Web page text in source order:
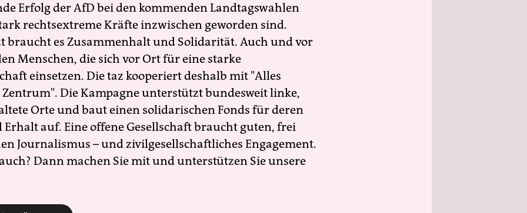
Erfolg der AfD bei den kommenden Landtagswahlen
rechtsextreme Kräfte inzwischen geworden sind.
braucht es Zusammenhalt und Solidarität. Auch und vor
Menschen, die sich vor Ort für eine starke
einsetzen. Die taz kooperiert deshalb mit "Alles
Die Kampagne unterstützt bundesweit linke,
Orte und baut einen solidarischen Fonds für deren
Erhalt auf. Eine offene Gesellschaft braucht guten, frei
Journalismus – und zivilgesellschaftliches Engagement.
Dann machen Sie mit und unterstützen Sie unsere